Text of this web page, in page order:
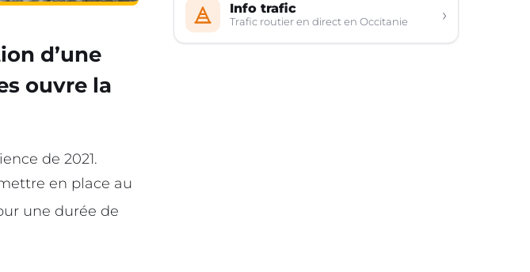
d’une
ouvre la
de 2021.
en place au
une durée de
Info trafic
Trafic routier en direct en Occitanie ›